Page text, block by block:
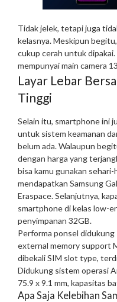
Tidak jelek, tetapi juga
kelasnya. Meskipun
cukup cerah untuk
mempunyai main camera
Layar Lebar
Tinggi
Selain itu, smartphone ini
untuk sistem keamanan
belum ada. Walaupun
dengan harga yang
bisa kamu gunakan sehari-
mendapatkan Samsung
Eraspace. Selanjutnya,
smartphone di kelas low-
penyimpanan 32GB.
Performa ponsel didukung
external memory support
dibekali SIM slot type,
Didukung sistem operasi
75.9 x 9.1 mm, kapasitas
Apa Saja Kelebihan